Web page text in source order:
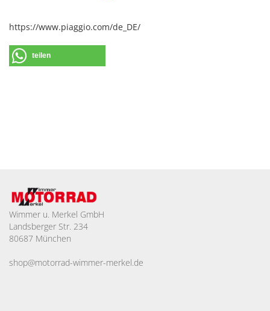
https://www.piaggio.com/de_DE/
teilen
Wimmer u. Merkel GmbH
Landsberger Str. 234
80687 München
shop@motorrad-wimmer-merkel.de